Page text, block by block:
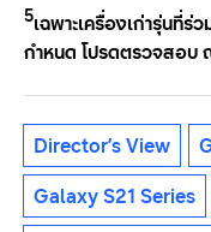
5เฉพาะเครื่องเก่ารุ่นที่ร่
กำหนด โปรดตรวจสอบ
Director’s View
Galaxy S21 Series